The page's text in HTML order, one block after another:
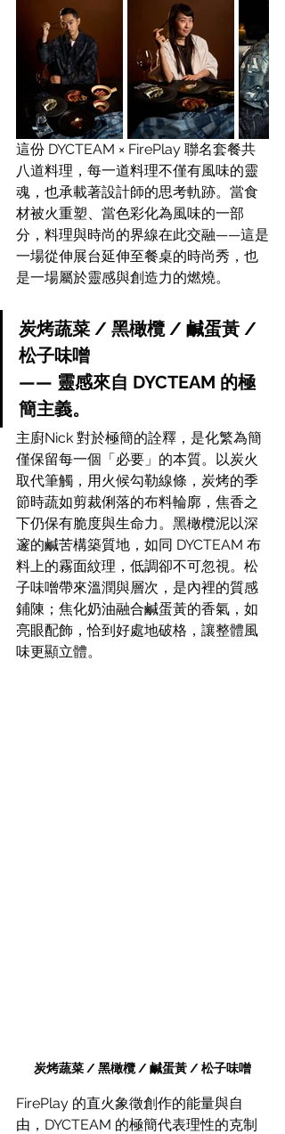
這份 DYCTEAM × FirePlay 聯名套餐共
八道料理，每一道料理不僅有風味的靈
魂，也承載著設計師的思考軌跡。當食
材被火重塑、當色彩化為風味的一部
分，料理與時尚的界線在此交融——這是
一場從伸展台延伸至餐桌的時尚秀，也
是一場屬於靈感與創造力的燃燒。
炭烤蔬菜 / 黑橄欖 / 鹹蛋黃 /
松子味噌
—— 靈感來自 DYCTEAM 的極
簡主義。
主廚Nick 對於極簡的詮釋，是化繁為簡
僅保留每一個「必要」的本質。以炭火
取代筆觸，用火候勾勒線條，炭烤的季
節時蔬如剪裁俐落的布料輪廓，焦香之
下仍保有脆度與生命力。黑橄欖泥以深
邃的鹹苦構築質地，如同 DYCTEAM 布
料上的霧面紋理，低調卻不可忽視。松
子味噌帶來溫潤與層次，是內裡的質感
鋪陳；焦化奶油融合鹹蛋黃的香氣，如
亮眼配飾，恰到好處地破格，讓整體風
味更顯立體。
炭烤蔬菜 / 黑橄欖 / 鹹蛋黃 / 松子味噌
FirePlay 的直火象徵創作的能量與自
由，DYCTEAM 的極簡代表理性的克制